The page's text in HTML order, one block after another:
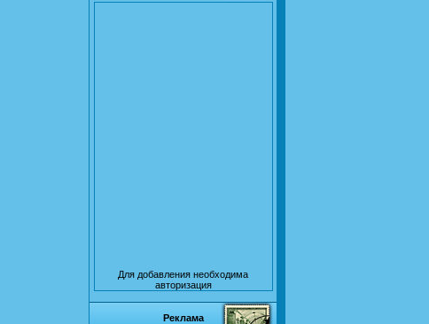
Для добавления необходима
авторизация
Реклама